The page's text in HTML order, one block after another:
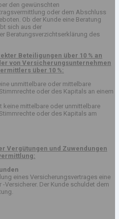
den gewünschten
oder dem Abschluss
Ob der Kunde eine Beratung
sich aus der
Beratungsverzichtserklärung des
Beteiligungen über 10 % an
von Versicherungsunternehmen
über 10 %:
unmittelbare oder mittelbare
oder des Kapitals an einem
keine mittelbare oder unmittelbare
oder des Kapitals am
Vergütungen und Zuwendungen
eines Versicherungsvertrages eine
Versicherer. Der Kunde schuldet dem